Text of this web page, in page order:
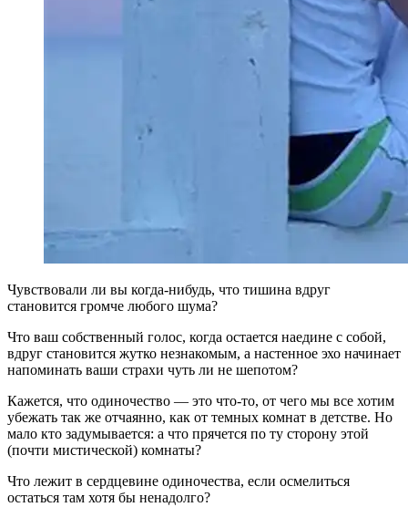
Чувствовали ли вы когда-нибудь, что тишина вдруг
становится громче любого шума?
Что ваш собственный голос, когда остается наедине с собой,
вдруг становится жутко незнакомым, а настенное эхо начинает
напоминать ваши страхи чуть ли не шепотом?
Кажется, что одиночество — это что-то, от чего мы все хотим
убежать так же отчаянно, как от темных комнат в детстве. Но
мало кто задумывается: а что прячется по ту сторону этой
(почти мистической) комнаты?
Что лежит в сердцевине одиночества, если осмелиться
остаться там хотя бы ненадолго?